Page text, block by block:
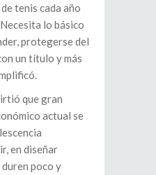
tenis cada año
lo básico
protegerse del
un título y más
que gran
actual se
en diseñar
poco y